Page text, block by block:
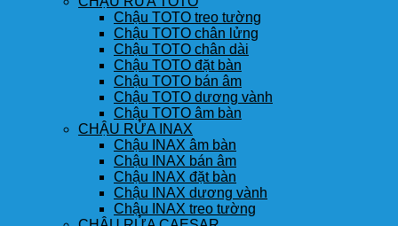
Chậu TOTO treo tường
Chậu TOTO chân lửng
Chậu TOTO chân dài
Chậu TOTO đặt bàn
Chậu TOTO bán âm
Chậu TOTO dương vành
Chậu TOTO âm bàn
CHẬU RỬA INAX
Chậu INAX âm bàn
Chậu INAX bán âm
Chậu INAX đặt bàn
Chậu INAX dương vành
Chậu INAX treo tường